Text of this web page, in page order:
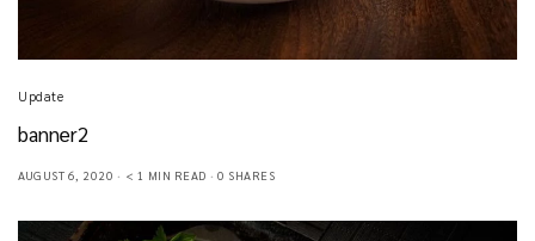
Update
banner2
AUGUST 6, 2020 < 1 MIN READ 0 SHARES